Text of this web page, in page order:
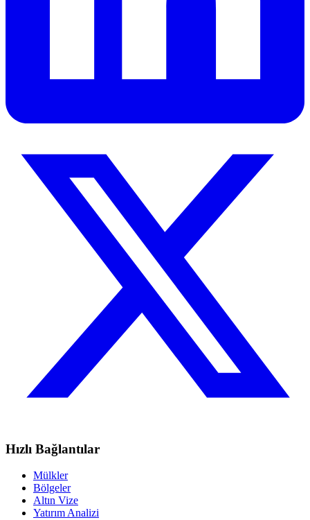
Hızlı Bağlantılar
Mülkler
Bölgeler
Altın Vize
Yatırım Analizi